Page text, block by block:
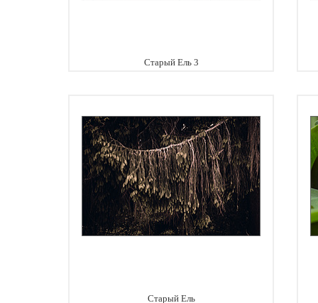
Старый Ель 3
Старый Ель